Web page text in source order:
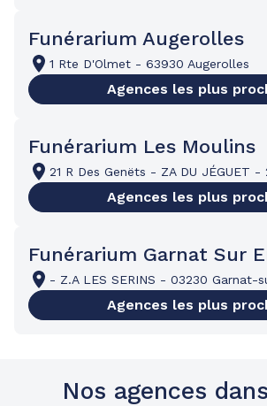
Funérarium Augerolles
1 Rte D'Olmet - 63930 Augerolles
Agences les plus
Funérarium Les Moulins
21 R Des Genëts - ZA DU JÉGUET -
Agences les plus
Funérarium Garnat Sur
- Z.A LES SERINS - 03230 Garnat-
Agences les plus
Nos agences